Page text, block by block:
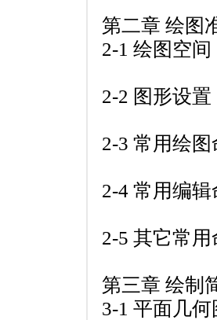
第二章 绘图
2-1 绘图空间
2-2 图形设置
2-3 常用绘图
2-4 常用编辑
2-5 其它常用
第三章 绘制
3-1 平面几